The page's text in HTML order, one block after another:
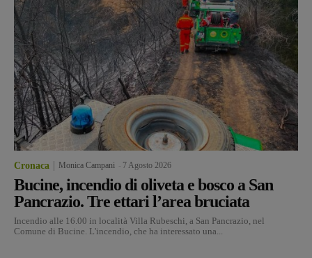
Cronaca Monica Campani 7 Agosto 2026
Bucine, incendio di oliveta e bosco a San
Pancrazio. Tre ettari l’area bruciata
Incendio alle 16.00 in località Villa Rubeschi, a San Pancrazio, nel
Comune di Bucine. L'incendio, che ha interessato una...